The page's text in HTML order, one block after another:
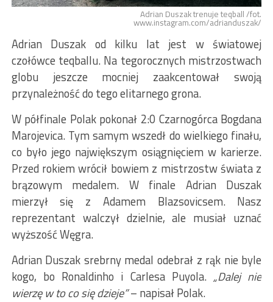
Adrian Duszak trenuje teqball /fot.
www.instagram.com/adrianduszak/
Adrian Duszak od kilku lat jest w światowej
czołówce teqballu. Na tegorocznych mistrzostwach
globu jeszcze mocniej zaakcentował swoją
przynależność do tego elitarnego grona.
W półfinale Polak pokonał 2:0 Czarnogórca Bogdana
Marojevica. Tym samym wszedł do wielkiego finału,
co było jego największym osiągnięciem w karierze.
Przed rokiem wrócił bowiem z mistrzostw świata z
brązowym medalem. W finale Adrian Duszak
mierzył się z Adamem Blazsovicsem. Nasz
reprezentant walczył dzielnie, ale musiał uznać
wyższość Węgra.
Adrian Duszak srebrny medal odebrał z rąk nie byle
kogo, bo Ronaldinho i Carlesa Puyola.„Dalej nie
wierzę w to co się dzieje”– napisał Polak.